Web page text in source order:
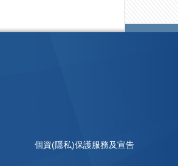
個資(隱私)保護服務及宣告